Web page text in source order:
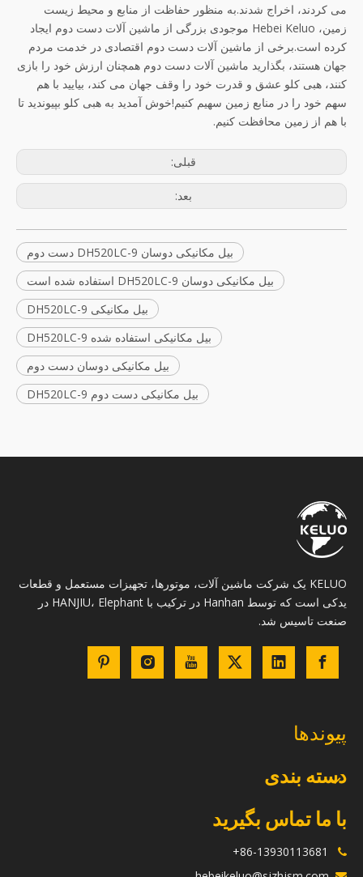
می کردند، اخراج شدند.به منظور حفاظت از منابع و محیط زیست
زمین، Hebei Keluo موجودی بزرگی از ماشین آلات دست دوم ایجاد
کرده است.برخی از ماشین آلات دست دوم اقتصادی در خدمت مردم
جهان هستند، بگذارید ماشین آلات دست دوم همچنان ارزش خود را بازی
کنند، هبی کلو عشق و قدرت خود را وقف جهان می کند، بیایید با هم
سهم خود را در منابع زمین سهیم کنیم!خوش آمدید به هبی کلو بپیوندید تا
با هم از زمین محافظت کنیم.
قبلی:
بعد:
بیل مکانیکی دوسان DH520LC-9 دست دوم
بیل مکانیکی دوسان DH520LC-9 استفاده شده است
بیل مکانیکی DH520LC-9
بیل مکانیکی استفاده شده DH520LC-9
بیل مکانیکی دوسان دست دوم
بیل مکانیکی دست دوم DH520LC-9
KELUO یک شرکت ماشین آلات، موتورها، تجهیزات مستعمل و قطعات
یدکی است که توسط Hanhan در ترکیب با HANJIU، Elephant در
صنعت تاسیس شد.
پیوندها
دسته بندی
با ما تماس بگیرید
